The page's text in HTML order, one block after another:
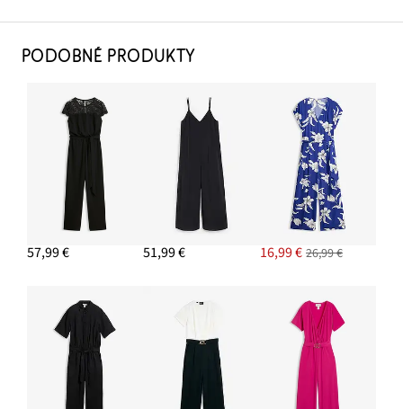
PODOBNÉ PRODUKTY
57,99 € 51,99 € 16,99 € 26,99 €